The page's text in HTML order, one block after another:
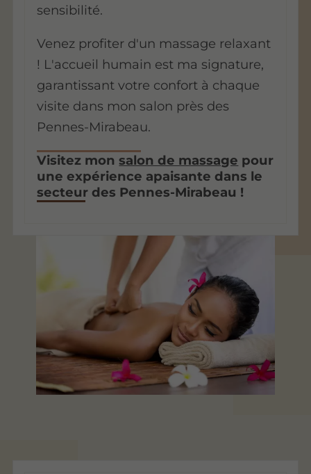
sensibilité.
Venez profiter d'un massage relaxant
! L'accueil humain est ma signature,
garantissant votre confort à chaque
visite dans mon salon près des
Pennes-Mirabeau.
Visitez monsalon de massage pour
une expérience apaisante dans le
secteur des Pennes-Mirabeau !